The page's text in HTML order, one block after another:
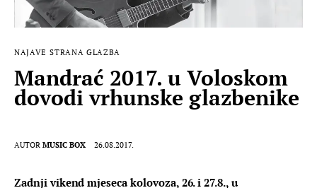
FILM
MUSIC BOX
NAJAVE STRANA GLAZBA
Mandrać 2017. u Voloskom
dovodi vrhunske glazbenike
AUTOR MUSIC BOX 26.08.2017.
Zadnji vikend mjeseca kolovoza, 26. i 27.8., u